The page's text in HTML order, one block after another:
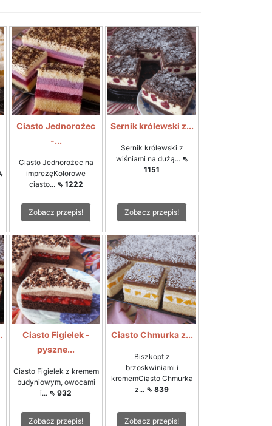
Ciasto Jednorożec
-...
Ciasto Jednorożec na
imprezęKolorowe
ciasto... ⇖ 1222
Zobacz przepis!
Sernik królewski z...
Sernik królewski z
wiśniami na dużą... ⇖
1151
Zobacz przepis!
Ciasto Figielek -
pyszne...
Ciasto Figielek z kremem
budyniowym, owocami
i... ⇖ 932
Zobacz przepis!
Ciasto Chmurka z...
Biszkopt z
brzoskwiniami i
krememCiasto Chmurka
z... ⇖ 839
Zobacz przepis!